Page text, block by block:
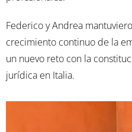
Federico y Andrea
crecimiento continuo de la
un nuevo reto con la
jurídica en Italia.